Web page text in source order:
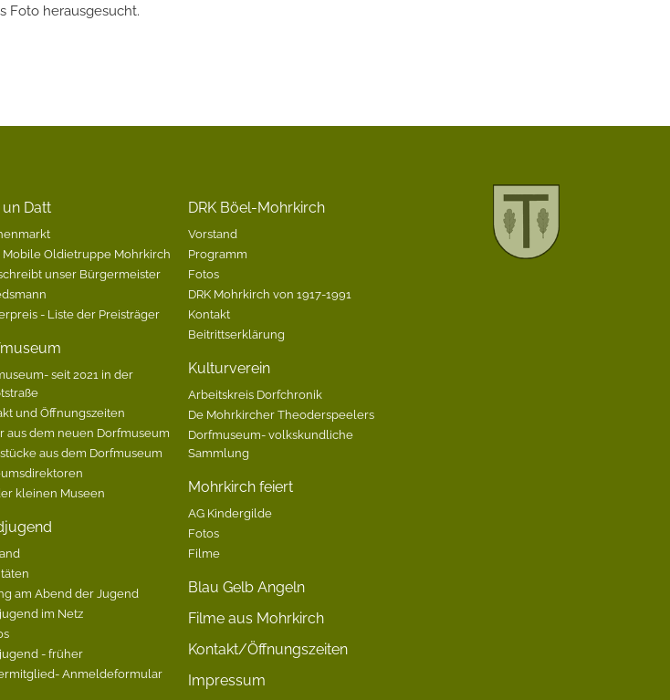
Foto herausgesucht.
Datt
Mobile Oldietruppe Mohrkirch
unser Bürgermeister
- Liste der Preisträger
seit 2021 in der
und Öffnungszeiten
aus dem neuen Dorfmuseum
aus dem Dorfmuseum
kleinen Museen
am Abend der Jugend
im Netz
- früher
Anmeldeformular
DRK Böel-Mohrkirch
Vorstand
Programm
Fotos
DRK Mohrkirch von 1917-1991
Kontakt
Beitrittserklärung
Kulturverein
Arbeitskreis Dorfchronik
De Mohrkircher Theoderspeelers
Dorfmuseum- volkskundliche
Sammlung
Mohrkirch feiert
AG Kindergilde
Fotos
Filme
Blau Gelb Angeln
Filme aus Mohrkirch
Kontakt/Öffnungszeiten
Impressum